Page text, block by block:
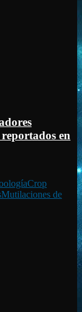
en
Crop
Mutilaciones de